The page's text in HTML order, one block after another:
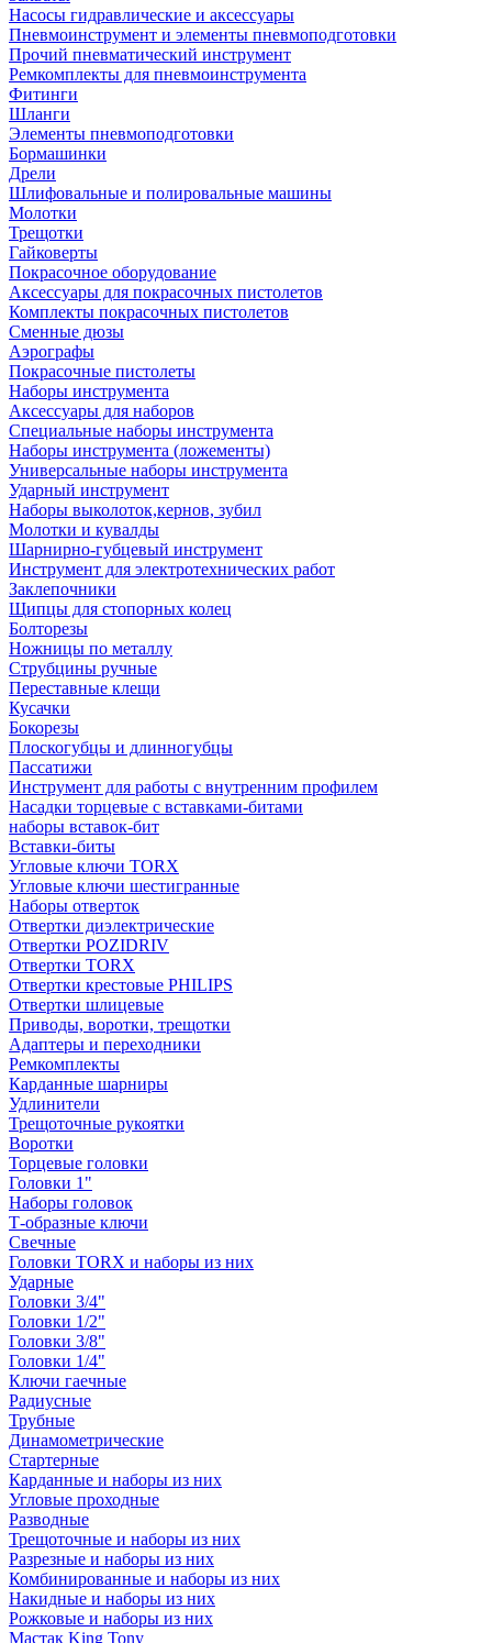
Насосы гидравлические и аксессуары
Пневмоинструмент и элементы пневмоподготовки
Прочий пневматический инструмент
Ремкомплекты для пневмоинструмента
Фитинги
Шланги
Элементы пневмоподготовки
Бормашинки
Дрели
Шлифовальные и полировальные машины
Молотки
Трещотки
Гайковерты
Покрасочное оборудование
Аксессуары для покрасочных пистолетов
Комплекты покрасочных пистолетов
Сменные дюзы
Аэрографы
Покрасочные пистолеты
Наборы инструмента
Аксессуары для наборов
Специальные наборы инструмента
Наборы инструмента (ложементы)
Универсальные наборы инструмента
Ударный инструмент
Наборы выколоток,кернов, зубил
Молотки и кувалды
Шарнирно-губцевый инструмент
Инструмент для электротехнических работ
Заклепочники
Щипцы для стопорных колец
Болторезы
Ножницы по металлу
Струбцины ручные
Переставные клещи
Кусачки
Бокорезы
Плоскогубцы и длинногубцы
Пассатижи
Инструмент для работы с внутренним профилем
Насадки торцевые с вставками-битами
наборы вставок-бит
Вставки-биты
Угловые ключи TORX
Угловые ключи шестигранные
Наборы отверток
Отвертки диэлектрические
Отвертки POZIDRIV
Отвертки TORX
Отвертки крестовые PHILIPS
Отвертки шлицевые
Приводы, воротки, трещотки
Адаптеры и переходники
Ремкомплекты
Карданные шарниры
Удлинители
Трещоточные рукоятки
Воротки
Торцевые головки
Головки 1"
Наборы головок
Т-образные ключи
Свечные
Головки TORX и наборы из них
Ударные
Головки 3/4"
Головки 1/2"
Головки 3/8"
Головки 1/4"
Ключи гаечные
Радиусные
Трубные
Динамометрические
Стартерные
Карданные и наборы из них
Угловые проходные
Разводные
Трещоточные и наборы из них
Разрезные и наборы из них
Комбинированные и наборы из них
Накидные и наборы из них
Рожковые и наборы из них
Мастак King Tony